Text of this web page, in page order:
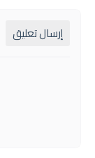
إرسال تعليق